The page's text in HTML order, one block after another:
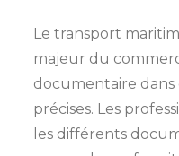
Le transport
majeur du
documentaire dans
précises. Les
les différents